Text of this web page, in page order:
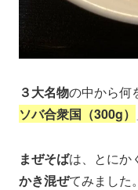
３大名物の中から何
ソバ合衆国（300g）
まぜそばは、とにか
かき混ぜてみました。